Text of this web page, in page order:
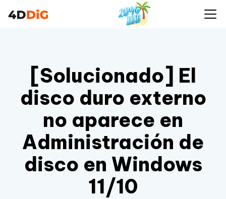
[Solucionado] El
disco duro externo
no aparece en
Administración de
disco en Windows
11/10